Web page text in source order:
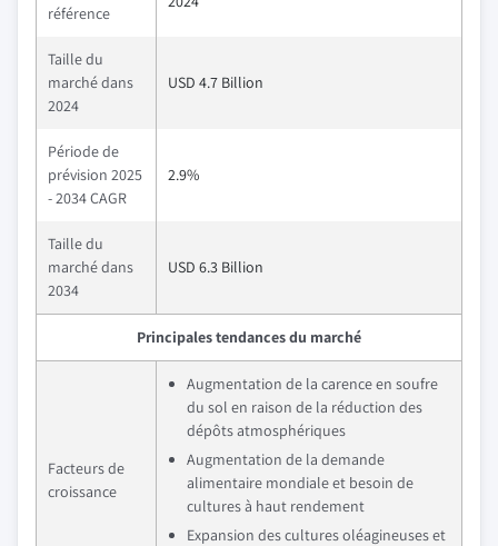
référence
Taille du
marché dans
2024
USD 4.7 Billion
Période de
prévision 2025
- 2034 CAGR
2.9%
Taille du
marché dans
2034
USD 6.3 Billion
Principales tendances du marché
Facteurs de
croissance
Augmentation de la carence en soufre
du sol en raison de la réduction des
dépôts atmosphériques
Augmentation de la demande
alimentaire mondiale et besoin de
cultures à haut rendement
Expansion des cultures oléagineuses et